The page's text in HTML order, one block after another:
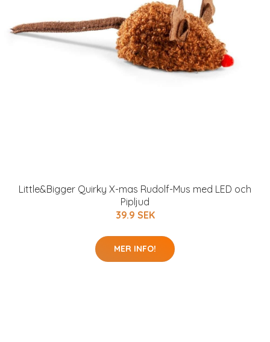
Little&Bigger Quirky X-mas Rudolf-Mus med LED och
Pipljud
39.9 SEK
MER INFO!